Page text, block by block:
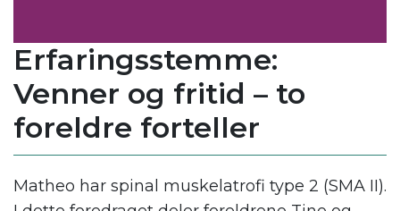
Erfaringsstemme:
Venner og fritid – to
foreldre forteller
Matheo har spinal muskelatrofi type 2 (SMA II).